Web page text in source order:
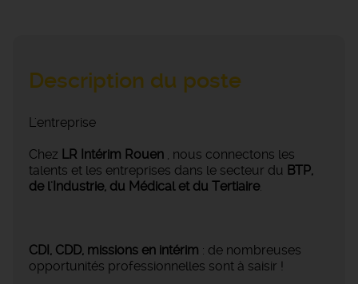
Description du poste
L'entreprise
Chez LR Intérim Rouen , nous connectons les
talents et les entreprises dans le secteur du BTP,
de l'Industrie, du Médical et du Tertiaire.
CDI, CDD, missions en intérim : de nombreuses
opportunités professionnelles sont à saisir !